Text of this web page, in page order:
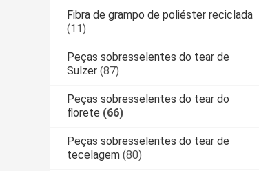
Fibra de grampo de poliéster reciclada
(11)
Peças sobresselentes do tear de
Sulzer (87)
Peças sobresselentes do tear do
florete (66)
Peças sobresselentes do tear de
tecelagem (80)